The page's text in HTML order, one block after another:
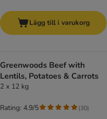
Lägg till i varukorg
Greenwoods Beef with
Lentils, Potatoes & Carrots
2 x 12 kg
Rating: 4.9/5 (30)